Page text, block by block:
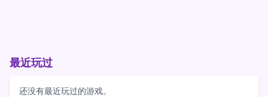
最近玩过
还没有最近玩过的游戏。